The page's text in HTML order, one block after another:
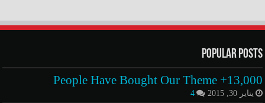
Popular Posts
13,000+ People Have Bought Our Theme
يناير 30, 2015 4